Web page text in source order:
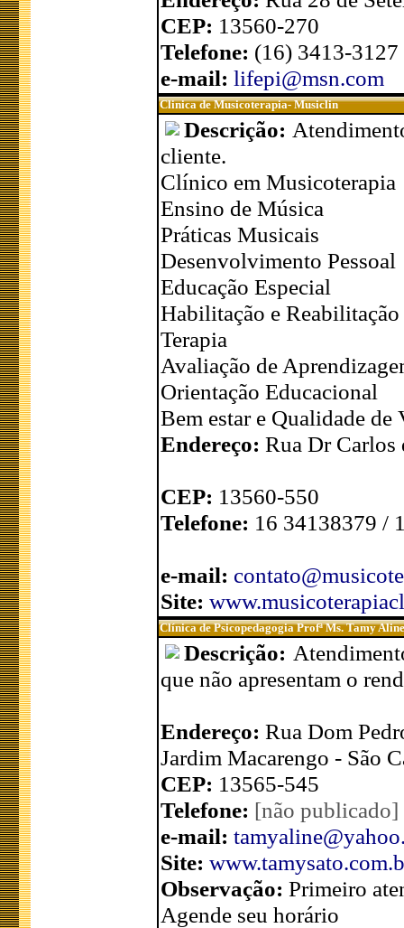
CEP: 13560-270
Telefone: (16) 3413-3127
e-mail: lifepi@msn.com
Clinica de Musicoterapia- Musiclin
Descrição:
cliente.
Clínico em Musicoterapia
Ensino de Música
Práticas Musicais
Desenvolvimento Pessoal
Educação Especial
Habilitação e Reabilitação
Terapia
Avaliação de
Orientação Educacional
Bem estar e Qualidade de
Endereço: Rua Dr Carlos
CEP: 13560-550
Telefone: 16 34138379 /
e-mail:
Site:
Clínica de Psicopedagogia Profª Ms. Tamy
Descrição:
que não apresentam o
Endereço: Rua Dom
Jardim Macarengo - São
CEP: 13565-545
Telefone: [não publicado]
e-mail:
Site:
Observação: Primeiro
Agende seu horário